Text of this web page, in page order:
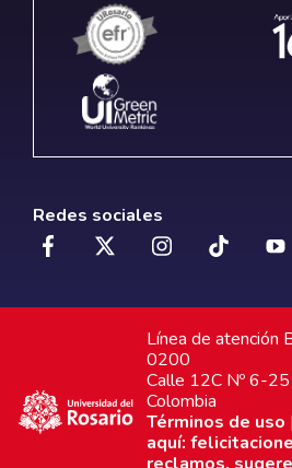
Redes sociales
Línea de atención
0200
Calle 12C Nº 6-
Colombia
Términos de uso |
aquí: